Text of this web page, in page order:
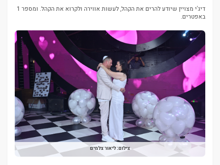
דיג'י מצויין שיודע להרים את הקהל, לעשות אווירה ולקרוא את הקהל. ומספר 1
באפטרים.
צילום: ליאור צלמים